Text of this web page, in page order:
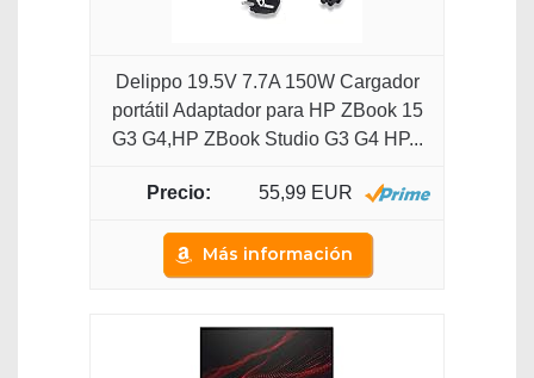
Delippo 19.5V 7.7A 150W Cargador
portátil Adaptador para HP ZBook 15
G3 G4,HP ZBook Studio G3 G4 HP...
55,99 EUR
Más información